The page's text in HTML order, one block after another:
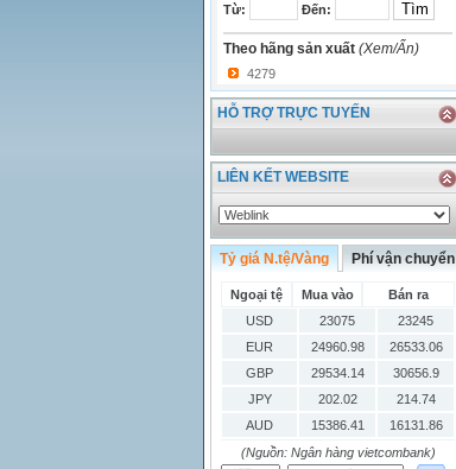
Từ: Đến:
Theo hãng sản xuất (Xem/Ẩn)
4279
HỖ TRỢ TRỰC TUYẾN
LIÊN KẾT WEBSITE
Tỷ giá N.tệ/Vàng Phí vận chuyển
Ngoại tệ Mua vào
Bán ra
USD
23075
23245
EUR
24960.98
26533.06
GBP
29534.14
30656.9
JPY
202.02
214.74
AUD
15386.41
16131.86
HKD
2906.04
3028.6
(Nguồn: Ngân hàng vietcombank)